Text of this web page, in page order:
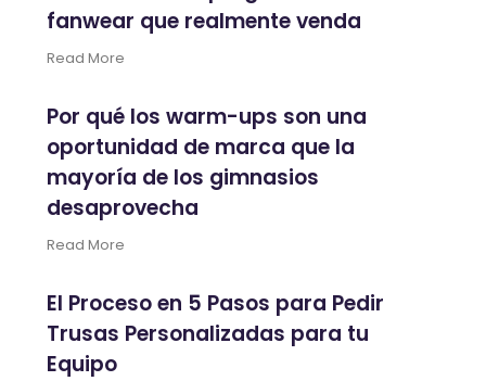
fanwear que realmente venda
Read More
Por qué los warm-ups son una
oportunidad de marca que la
mayoría de los gimnasios
desaprovecha
Read More
El Proceso en 5 Pasos para Pedir
Trusas Personalizadas para tu
Equipo